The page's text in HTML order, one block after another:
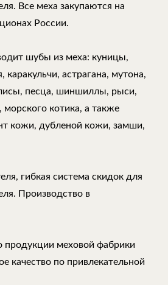
Все меха закупаются на
России.
шубы из меха: куницы,
каракульчи, астрагана, мутона,
песца, шиншиллы, рыси,
морского котика, а также
кожи, дубленой кожи, замши,
гибкая система скидок для
Производство в
продукции меховой фабрики
качество по привлекательной